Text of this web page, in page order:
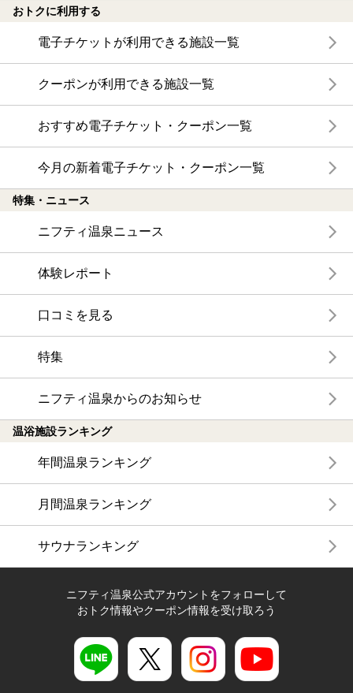
おトクに利用する
電子チケットが利用できる施設一覧
クーポンが利用できる施設一覧
おすすめ電子チケット・クーポン一覧
今月の新着電子チケット・クーポン一覧
特集・ニュース
ニフティ温泉ニュース
体験レポート
口コミを見る
特集
ニフティ温泉からのお知らせ
温浴施設ランキング
年間温泉ランキング
月間温泉ランキング
サウナランキング
ニフティ温泉公式アカウントをフォローして
おトク情報やクーポン情報を受け取ろう